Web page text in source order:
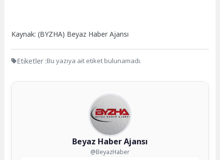
Kaynak: (BYZHA) Beyaz Haber Ajansı
Etiketler :Bu yazıya ait etiket bulunamadı.
Beyaz Haber Ajansı
@BeyazHaber